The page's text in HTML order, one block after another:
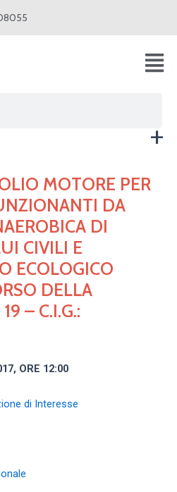
MOTORE PER
DA
DI
CIVILI E
ECOLOGICO
DELLA
– C.I.G.:
ORE 12:00
di Interesse